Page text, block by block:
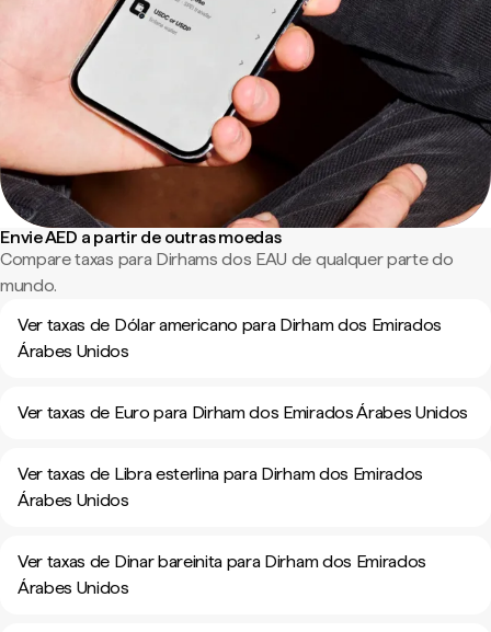
Envie AED a partir de outras moedas
Compare taxas para Dirhams dos EAU de qualquer parte do
mundo.
Ver taxas de Dólar americano para Dirham dos Emirados
Árabes Unidos
Ver taxas de Euro para Dirham dos Emirados Árabes Unidos
Ver taxas de Libra esterlina para Dirham dos Emirados
Árabes Unidos
Ver taxas de Dinar bareinita para Dirham dos Emirados
Árabes Unidos